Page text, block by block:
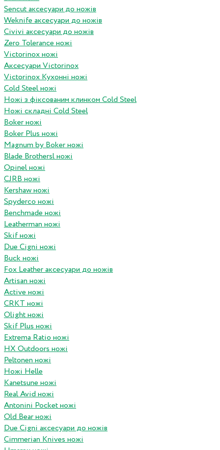
Sencut аксесуари до ножів
Weknife аксесуари до ножів
Civivi аксесуари до ножів
Zero Tolerance ножі
Victorinox ножі
Аксесуари Victorinox
Victorinox Кухонні ножі
Cold Steel ножі
Ножі з фіксованим клинком Cold Steel
Ножі складні Cold Steel
Boker ножі
Boker Plus ножі
Magnum by Boker ножі
Blade Brothersl ножі
Opinel ножі
CJRB ножі
Kershaw ножі
Spyderco ножі
Benchmade ножі
Leatherman ножі
Skif ножі
Due Cigni ножі
Buck ножі
Fox Leather аксесуари до ножів
Artisan ножі
Active ножі
CRKT ножі
Olight ножі
Skif Plus ножі
Extrema Ratio ножі
HX Outdoors ножі
Peltonen ножі
Ножі Helle
Kanetsune ножі
Real Avid ножі
Antonini Pocket ножі
Old Bear ножі
Due Cigni аксесуари до ножів
Cimmerian Knives ножі